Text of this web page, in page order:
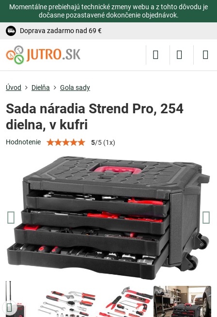
Momentálne prebiehajú technické zmeny webu a z tohto dôvodu je
dočasne pozastavené dokončenie objednávok.
Doprava zadarmo nad 69 €
Úvod Dielňa Gola sady
Sada náradia Strend Pro, 254
dielna, v kufri
Hodnotenie 5/5 (1x)